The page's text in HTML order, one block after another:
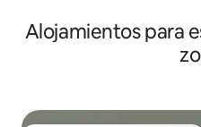
Alojamientos para